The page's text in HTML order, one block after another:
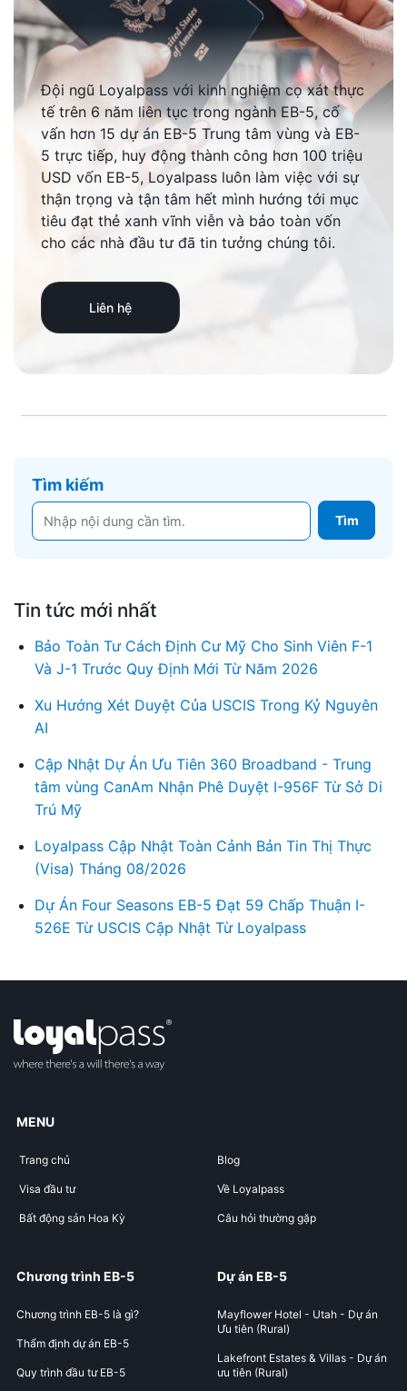
Đội ngũ Loyalpass với kinh nghiệm cọ xát thực
tế trên 6 năm liên tục trong ngành EB-5, cố
vấn hơn 15 dự án EB-5 Trung tâm vùng và EB-
5 trực tiếp, huy động thành công hơn 100 triệu
USD vốn EB-5, Loyalpass luôn làm việc với sự
thận trọng và tận tâm hết mình hướng tới mục
tiêu đạt thẻ xanh vĩnh viễn và bảo toàn vốn
cho các nhà đầu tư đã tin tưởng chúng tôi.
Liên hệ
Tìm kiếm
Tin tức mới nhất
Bảo Toàn Tư Cách Định Cư Mỹ Cho Sinh Viên F-1
Và J-1 Trước Quy Định Mới Từ Năm 2026
Xu Hướng Xét Duyệt Của USCIS Trong Kỷ Nguyên
AI
Cập Nhật Dự Án Ưu Tiên 360 Broadband - Trung
tâm vùng CanAm Nhận Phê Duyệt I-956F Từ Sở Di
Trú Mỹ
Loyalpass Cập Nhật Toàn Cảnh Bản Tin Thị Thực
(Visa) Tháng 08/2026
Dự Án Four Seasons EB-5 Đạt 59 Chấp Thuận I-
526E Từ USCIS Cập Nhật Từ Loyalpass
MENU
Trang chủ
Visa đầu tư
Bất động sản Hoa Kỳ
Blog
Về Loyalpass
Câu hỏi thường gặp
Chương trình EB-5
Chương trình EB-5 là gì?
Thẩm định dự án EB-5
Quy trình đầu tư EB-5
Dự án EB-5
Mayflower Hotel - Utah - Dự án
Ưu tiên (Rural)
Lakefront Estates & Villas - Dự án
ưu tiên (Rural)